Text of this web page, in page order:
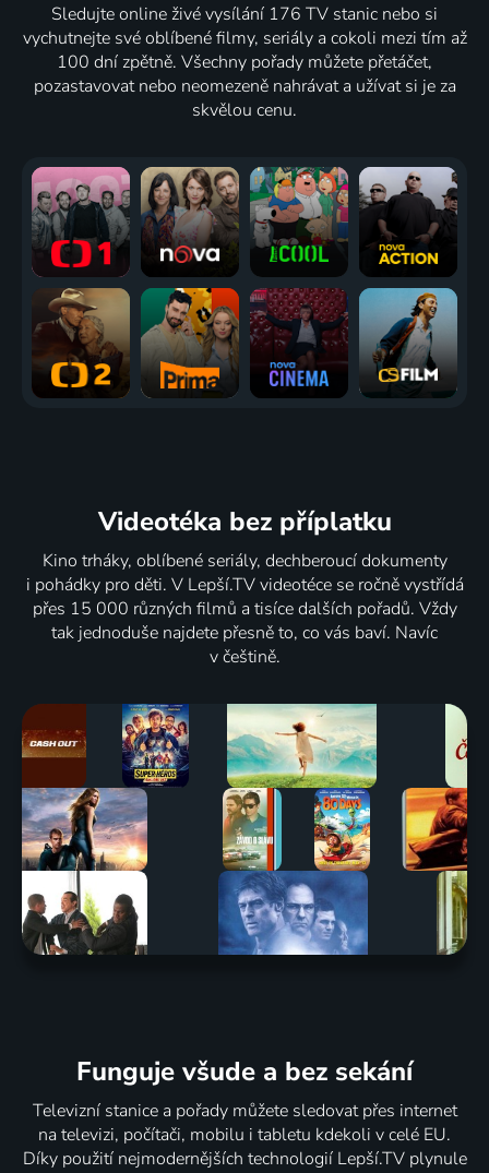
Sledujte online živé vysílání 176 TV stanic nebo si
vychutnejte své oblíbené filmy, seriály a cokoli mezi tím až
100 dní zpětně. Všechny pořady můžete přetáčet,
pozastavovat nebo neomezeně nahrávat a užívat si je za
skvělou cenu.
Videotéka bez příplatku
Kino trháky, oblíbené seriály, dechberoucí dokumenty
i pohádky pro děti. V Lepší.TV videotéce se ročně vystřídá
přes 15 000 různých filmů a tisíce dalších pořadů. Vždy
tak jednoduše najdete přesně to, co vás baví. Navíc
v češtině.
Funguje všude a bez sekání
Televizní stanice a pořady můžete sledovat přes internet
na televizi, počítači, mobilu i tabletu kdekoli v celé EU.
Díky použití nejmodernějších technologií Lepší.TV plynule